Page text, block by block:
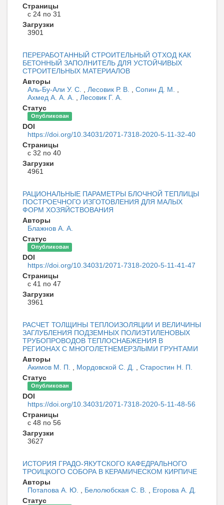
Страницы
с 24 по 31
Загрузки
3901
ПЕРЕРАБОТАННЫЙ СТРОИТЕЛЬНЫЙ ОТХОД КАК
БЕТОННЫЙ ЗАПОЛНИТЕЛЬ ДЛЯ УСТОЙЧИВЫХ
СТРОИТЕЛЬНЫХ МАТЕРИАЛОВ
Авторы
Аль-Бу-Али У. С.
Лесовик Р. В. Сопин Д. М.
Ахмед А. А. А.
Лесовик Г. А.
Статус
Опубликован
DOI
https://doi.org/10.34031/2071-7318-2020-5-11-32-40
Страницы
с 32 по 40
Загрузки
4961
РАЦИОНАЛЬНЫЕ ПАРАМЕТРЫ БЛОЧНОЙ ТЕПЛИЦЫ
ПОСТРОЕЧНОГО ИЗГОТОВЛЕНИЯ ДЛЯ МАЛЫХ
ФОРМ ХОЗЯЙСТВОВАНИЯ
Авторы
Блажнов А. А.
Статус
Опубликован
DOI
https://doi.org/10.34031/2071-7318-2020-5-11-41-47
Страницы
с 41 по 47
Загрузки
3961
РАСЧЕТ ТОЛЩИНЫ ТЕПЛОИЗОЛЯЦИИ И ВЕЛИЧИНЫ
ЗАГЛУБЛЕНИЯ ПОДЗЕМНЫХ ПОЛИЭТИЛЕНОВЫХ
ТРУБОПРОВОДОВ ТЕПЛОСНАБЖЕНИЯ В
РЕГИОНАХ С МНОГОЛЕТНЕМЕРЗЛЫМИ ГРУНТАМИ
Авторы
Акимов М. П.
Мордовской С. Д.
Старостин Н. П.
Статус
Опубликован
DOI
https://doi.org/10.34031/2071-7318-2020-5-11-48-56
Страницы
с 48 по 56
Загрузки
3627
ИСТОРИЯ ГРАДО-ЯКУТСКОГО КАФЕДРАЛЬНОГО
ТРОИЦКОГО СОБОРА В КЕРАМИЧЕСКОМ КИРПИЧЕ
Авторы
Потапова А. Ю.
Белолюбская С. В.
Егорова А. Д.
Статус